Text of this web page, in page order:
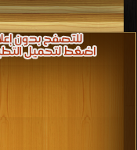
كتب 1970
كتب 1969
كتب 1966
كتب 1965
كتب 1962
كتب 1961
كتب 1957